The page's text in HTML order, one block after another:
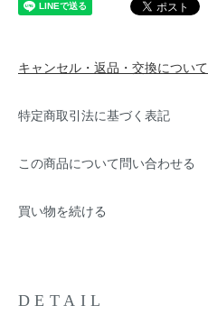
キャンセル・返品・交換について
特定商取引法に基づく表記
この商品について問い合わせる
買い物を続ける
DETAIL